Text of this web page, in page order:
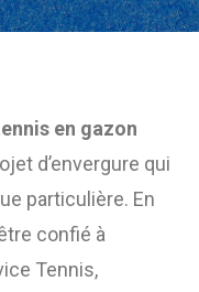
en gazon
d’envergure qui
particulière. En
confié à
Tennis,